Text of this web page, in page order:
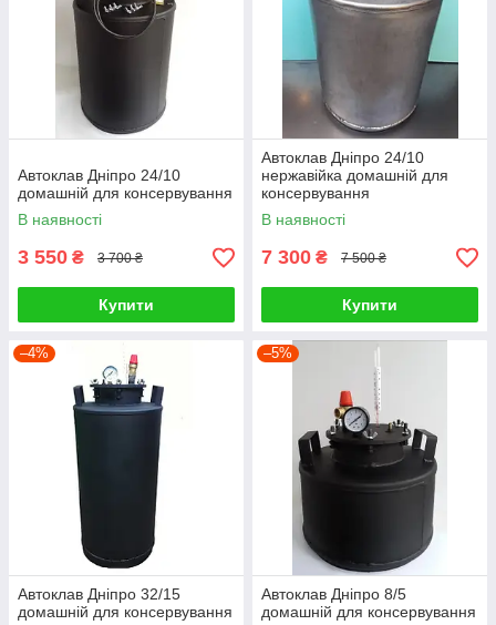
Автоклав Дніпро 24/10
домашній для консервування
В наявності
3 550 ₴ 3 700 ₴
Купити
Автоклав Дніпро 24/10
нержавійка домашній для
консервування
В наявності
7 300 ₴ 7 500 ₴
Купити
–4%
Автоклав Дніпро 32/15
домашній для консервування
–5%
Автоклав Дніпро 8/5
домашній для консервування